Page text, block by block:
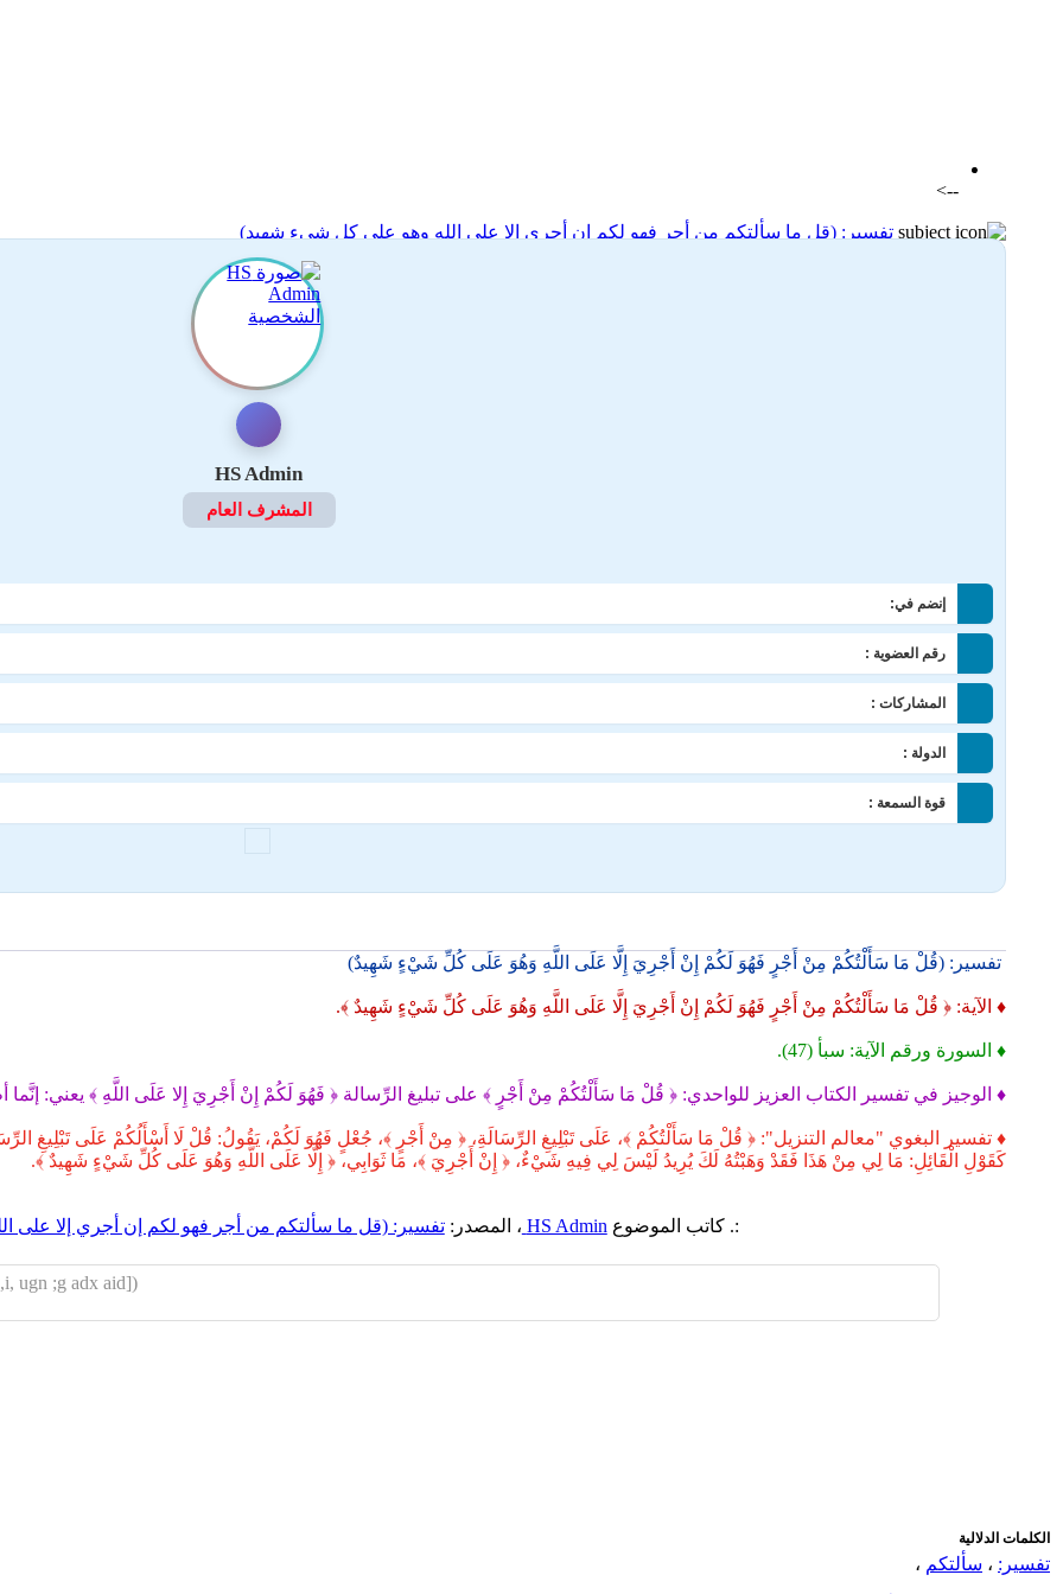
-->
تفسير: (قل ما سألتكم من أجر فهو لكم إن أجري إلا على الله وهو على كل شيء شهيد)
26-10-2025 20:45
HS Admin
المشرف العام
إنضم في:
رقم العضوية :
المشاركات :
الدولة :
قوة السمعة :
تفسير: (قُلْ مَا سَأَلْتُكُمْ مِنْ أَجْرٍ فَهُوَ لَكُمْ إِنْ أَجْرِيَ إِلَّا عَلَى اللَّهِ وَهُوَ عَلَى كُلِّ شَيْءٍ شَهِيدٌ)
♦ الآية: ﴿ قُلْ مَا سَأَلْتُكُمْ مِنْ أَجْرٍ فَهُوَ لَكُمْ إِنْ أَجْرِيَ إِلَّا عَلَى اللَّهِ وَهُوَ عَلَى كُلِّ شَيْءٍ شَهِيدٌ ﴾.
♦ السورة ورقم الآية: سبأ (47).
♦ الوجيز في تفسير الكتاب العزيز للواحدي: ﴿ قُلْ مَا سَأَلْتُكُمْ مِنْ أَجْرٍ ﴾ على تبليغ الرِّسالة ﴿ فَهُوَ لَكُمْ إِنْ أَجْرِيَ إِلا عَلَى اللَّهِ ﴾ يعني: إنَّما
♦ تفسير البغوي "معالم التنزيل": ﴿ قُلْ مَا سَأَلْتُكُمْ ﴾، عَلَى تَبْلِيغِ الرِّسَالَةِ، ﴿ مِنْ أَجْرٍ ﴾، جُعْلٍ فَهُوَ لَكُمْ، يَقُولُ: قُلْ لَا أَسْأَلُكُمْ عَلَى تَبْلِيغِ
كَقَوْلِ الْقَائِلِ: مَا لِي مِنْ هَذَا فَقَدْ وَهَبْتُهُ لَكَ يُرِيدُ لَيْسَ لِي فِيهِ شَيْءٌ، ﴿ إِنْ أَجْرِيَ ﴾، مَا ثَوَابِي، ﴿ إِلَّا عَلَى اللَّهِ وَهُوَ عَلَى كُلِّ شَيْءٍ شَهِيدٌ ﴾.
:. كاتب الموضوع HS Admin ، المصدر:تفسير: (قل ما سألتكم من أجر فهو لكم إن أجري إلا على
ugn ;g adx aid])
الكلمات الدلالية
تفسير: ، سألتكم ،